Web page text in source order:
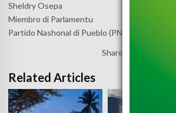
Sheldry Osepa
Miembro di Parlamentu
Partido Nashonal di Pueblo (PNP)
Share:
Related Articles